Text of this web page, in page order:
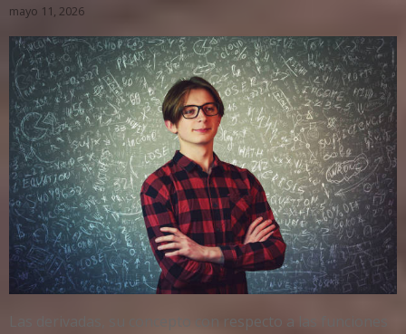
mayo 11, 2026
Las derivadas, su concepto con respecto a las funciones